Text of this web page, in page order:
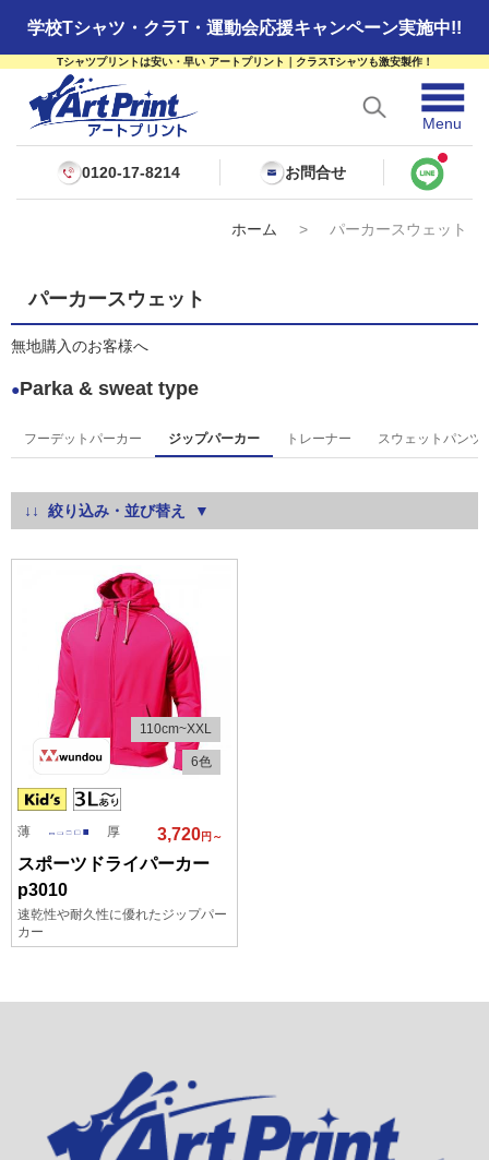
学校Tシャツ・クラT・運動会応援キャンペーン実施中!!
Tシャツプリントは安い・早い アートプリント｜クラスTシャツも激安製作！
☰
Menu
0120-17-8214 お問合せ
ホーム > パーカースウェット
パーカースウェット
無地購入のお客様へ
●Parka & sweat type
フーデットパーカー ジップパーカー トレーナー スウェットパンツ
絞り込み・並び替え
6色
110cm~XXL
薄 厚 3,720円～
スポーツドライパーカー
p3010
速乾性や耐久性に優れたジップパー
カー